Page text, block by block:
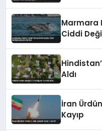
Marmara
Ciddi
Aldı
İran
Kayıp